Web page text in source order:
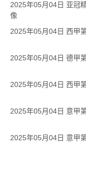
2025年05月04日 亚冠
像
2025年05月04日 西甲
2025年05月04日 德甲
2025年05月04日 西甲
2025年05月04日 意甲
2025年05月04日 意甲